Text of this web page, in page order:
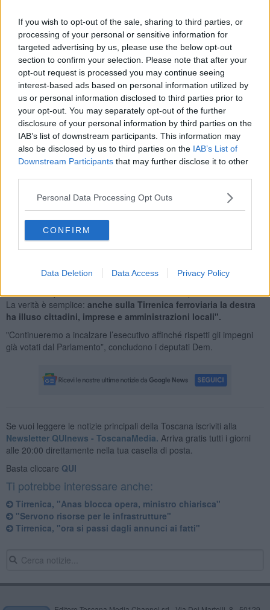
If you wish to opt-out of the sale, sharing to third parties, or
processing of your personal or sensitive information for
targeted advertising by us, please use the below opt-out
section to confirm your selection. Please note that after your
opt-out request is processed you may continue seeing
interest-based ads based on personal information utilized by
us or personal information disclosed to third parties prior to
your opt-out. You may separately opt-out of the further
disclosure of your personal information by third parties on the
IAB’s list of downstream participants. This information may
also be disclosed by us to third parties on the IAB’s List of
Downstream Participants that may further disclose it to other
Personal Data Processing Opt Outs
CONFIRM
Data Deletion Data Access Privacy Policy
Lo dichiarano in una nota congiunta i deputati Dem Marco Simiani,
Paola De Micheli, Andrea Casu, Valentina Ghio e Alberto Pandolfo
sul loro atto al Decreto Infrastrutture respinto dall’Aula di
Montecitorio.
"È un fatto politico grave e inaccettabile: - proseguono - il 20
dicembre 2024 l’Aula di Montecitorio aveva infatti accolto, con il via
libera dello stesso esecutivo, un impegno preciso per finanziare e
realizzare gli interventi necessari sulla Tirrenica ferroviaria. Oggi
invece la maggioranza fa marcia indietro sugli impegni assunti
davanti al paese. Va ricordato che l’opera era stata introdotta tra gli
nel 2021 che nel 2022 dal governo 'Giallorosso' per poi essere
cancellata dalla destra nel 2023”.
“Parliamo di un’infrastruttura strategica per la mobilità, per il
sistema dei porti, per la competitività delle imprese e per la
Dopo mesi di propaganda sulle grandi opere, il governo dimostra
ancora una volta di non avere alcuna visione concreta per il futuro
La verità è semplice: anche sulla Tirrenica ferroviaria la destra
ha illuso cittadini, imprese e amministrazioni locali".
"Continueremo a incalzare l’esecutivo affinché rispetti gli impegni
già votati dal Parlamento”, concludono i deputati Dem.
Se vuoi leggere le notizie principali della Toscana iscriviti alla
Newsletter QUInews - ToscanaMedia. Arriva gratis tutti i giorni
alle 20:00 direttamente nella tua casella di posta.
Basta cliccare QUI
Ti potrebbe interessare anche:
Tirrenica, "Anas blocca opera, ministro chiarisca"
"Servono risorse per le infrastrutture"
Tirrenica, "ora si passi dagli annunci ai fatti"